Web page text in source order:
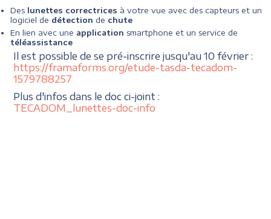
Des lunettes correctrices à votre vue avec des capteurs et un
logiciel de détection de chute
En lien avec une application smartphone et un service de
téléassistance
Il est possible de se pré-inscrire jusqu'au 10 février :
https://framaforms.org/etude-tasda-tecadom-
1579788257
Plus d'infos dans le doc ci-joint :
TECADOM_lunettes-doc-info